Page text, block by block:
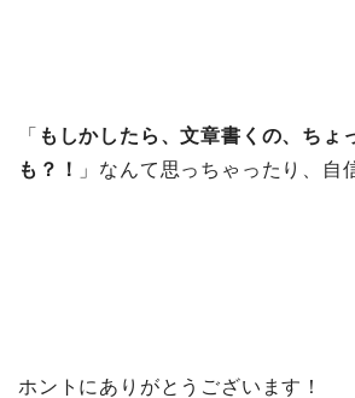
「 もしかしたら、文章書くの、ちょ
も？！
」なんて思っちゃったり、自
ホントにありがとうございます！